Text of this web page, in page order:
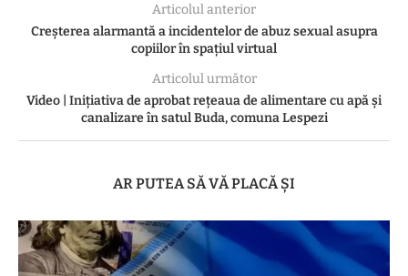
Articolul anterior
Creșterea alarmantă a incidentelor de abuz sexual asupra
copiilor în spațiul virtual
Articolul următor
Video | Inițiativa de aprobat rețeaua de alimentare cu apă și
canalizare în satul Buda, comuna Lespezi
AR PUTEA SĂ VĂ PLACĂ ȘI